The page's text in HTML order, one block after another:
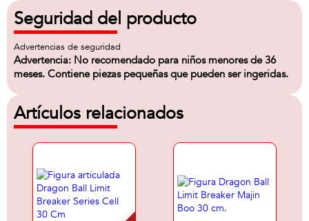
Seguridad del producto
Advertencias de seguridad
Advertencia: No recomendado para niños menores de 36
meses. Contiene piezas pequeñas que pueden ser ingeridas.
Artículos relacionados